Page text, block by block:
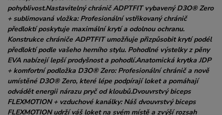
pohyblivost.Nastavitelný chránič ADPTFIT vybavený D3O® Zero
+ sublimovaná vložka: Profesionální vstřikovaný chránič
předloktí poskytuje maximální krytí a odolnou ochranu.
Konstrukce chrániče ADPTFIT umožňuje přizpůsobit krytí podél
předloktí podle vašeho herního stylu. Pohodlné výstelky z pěny
EVA nabízejí lepší prodyšnost a pohodlí.Anatomická krytka JDP
+ komfortní podložka D3O® Zero: Profesionální chránič a nově
umístěné D3O® Zero, které lépe podpírají loket a pomáhají
odvádět energii nárazu pryč od kloubů.Dvouvrstvý biceps
FLEXMOTION + vzduchové kanálky: Náš dvouvrstvý biceps
FLEXMOTION udrží váš loket na svém místě a zvýší rozsah